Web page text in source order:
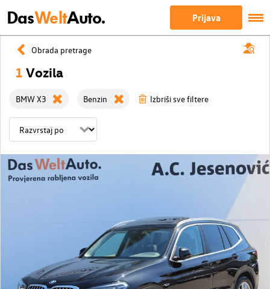
DasWeltAuto. Prijava
Obrada pretrage
1 Vozila
BMW X3 Benzin Izbriši sve filtere